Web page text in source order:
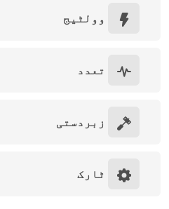
وولٹیج
تعدد
زبردستی
ٹارک